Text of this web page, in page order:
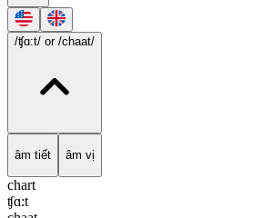
/ʧɑ:t/ or /chaat/
âm tiết âm vị
chart
ʧɑ:t